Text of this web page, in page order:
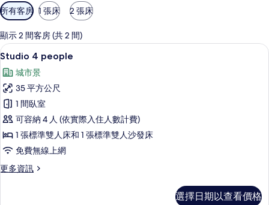
可
用
的
客
房
篩
選
條
件
所有客房 1 張床 2 張床
顯示 2 間客房 (共 2 間)
顯
示
Studio
4
people
的
所
有
相
Studio 4 people | 高級寢具、書桌、
11
Studio 4 people
城市景
35 平方公尺
1 間臥室
可容納 4 人 (依實際入住人數計費)
1 張標準雙人床和 1 張標準雙人沙發床
免費無線上網
更多資訊
更
選擇日期以查看價格